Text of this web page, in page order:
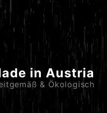
in Austria
& Ökologisch